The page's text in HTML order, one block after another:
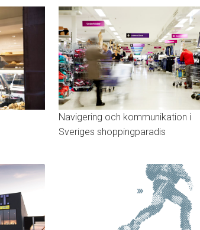
Navigering och kommunikation i
Sveriges shoppingparadis